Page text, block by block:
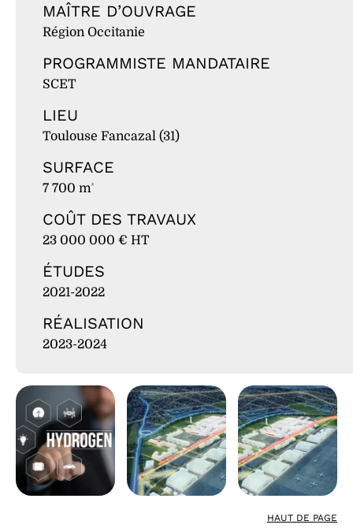
MAÎTRE D’OUVRAGE
Région Occitanie
PROGRAMMISTE MANDATAIRE
SCET
LIEU
Toulouse Fancazal (31)
SURFACE
7 700 m²
COÛT DES TRAVAUX
23 000 000 € HT
ÉTUDES
2021-2022
RÉALISATION
2023-2024
HAUT DE PAGE